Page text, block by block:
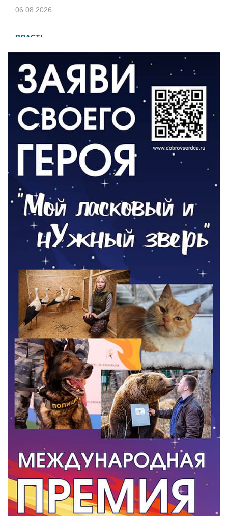
06.08.2026
ВЛАСТЬ
В 2026 году установят 16 станций
водоподготовки в посёлках области
06.08.2026
ВЛАСТЬ
Новый учебный год и готовность к
отопительному сезону
06.08.2026
РАЗЪЯСНЯЕМ
Где хранить велосипед?
06.08.2026